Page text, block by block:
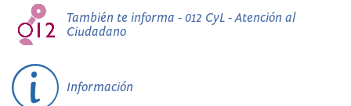
También te informa - 012 CyL - Atención al
Ciudadano
Información